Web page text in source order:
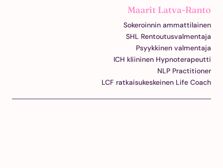
Maarit Latva-Ranto
Sokeroinnin ammattilainen
SHL Rentoutusvalmentaja
Psyykkinen valmentaja
ICH kliininen Hypnoterapeutti
NLP Practitioner
LCF ratkaisukeskeinen Life Coach